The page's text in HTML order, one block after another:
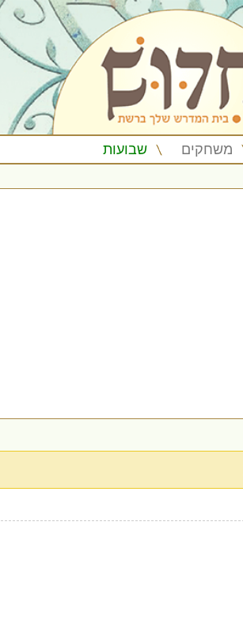
משחקים שבועות